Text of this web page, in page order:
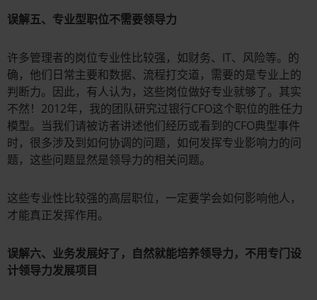
误解五、专业型职位不需要领导力
许多管理者的岗位专业性比较强，如财务、IT、风险等。的
确，他们日常主要和数据、流程打交道，需要的是专业上的
判断力。因此，有人认为，这些岗位做好专业就够了。其实
不然！2012年，我的团队研究过银行CFO这个职位的胜任力
模型。当我们请被访者讲述他们经历或看到的CFO典型事件
时，很多涉及到如何协调的问题，如何发挥专业影响力的问
题，这些问题显然是领导力的相关问题。
这些专业性比较强的高层职位，一定要学会如何影响他人，
才能真正发挥作用。
误解六、业务发展好了，自然就能培养领导力，不用专门设
计领导力发展项目